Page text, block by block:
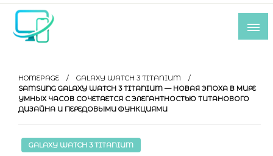
Skip
content
индустрии
HOMEPAGE
GALAXY WATCH 3 TITANIUM
SAMSUNG GALAXY WATCH 3 TITANIUM — НОВАЯ ЭПОХА В МИРЕ
УМНЫХ ЧАСОВ СОЧЕТАЕТСЯ С ЭЛЕГАНТНОСТЬЮ ТИТАНОВОГО
ДИЗАЙНА И ПЕРЕДОВЫМИ ФУНКЦИЯМИ
GALAXY WATCH 3 TITANIUM